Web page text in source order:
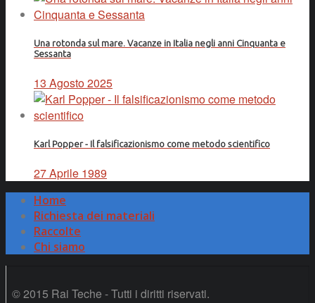
Una rotonda sul mare. Vacanze in Italia negli anni Cinquanta e
Sessanta
13 Agosto 2025
Karl Popper - Il falsificazionismo come metodo scientifico
27 Aprile 1989
Home
Richiesta dei materiali
Raccolte
Chi siamo
© 2015 Rai Teche - Tutti i diritti riservati.